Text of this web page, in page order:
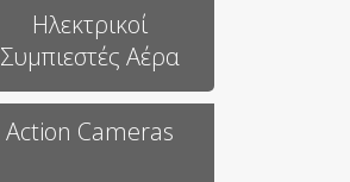
Ηλεκτρικοί
Συμπιεστές Αέρα
Action Cameras